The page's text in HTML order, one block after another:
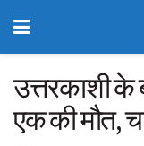
उत्तरकाशी के
एक की मौत,